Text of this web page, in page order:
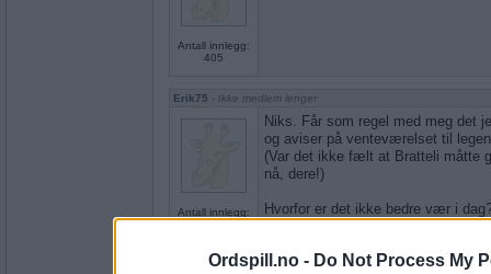
Ordspill.no - Do Not Process My
Antall innlegg:
405
Erik75 - Ikke medlem lenger
Antall innlegg:
11608
Niks. Får som regel med meg det
og aviser på venteværelset til
(Var det ikke fælt at Bratteli måtte
nå, dere!)
Hvorfor er det ikke bedre vær i
Cygnus